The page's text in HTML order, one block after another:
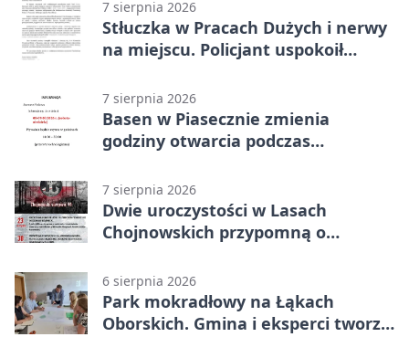
7 sierpnia 2026
Stłuczka w Pracach Dużych i nerwy
na miejscu. Policjant uspokoił
7 sierpnia 2026
Basen w Piasecznie zmienia
godziny otwarcia podczas
7 sierpnia 2026
Dwie uroczystości w Lasach
Chojnowskich przypomną o
6 sierpnia 2026
Park mokradłowy na Łąkach
Oborskich. Gmina i eksperci tworzą